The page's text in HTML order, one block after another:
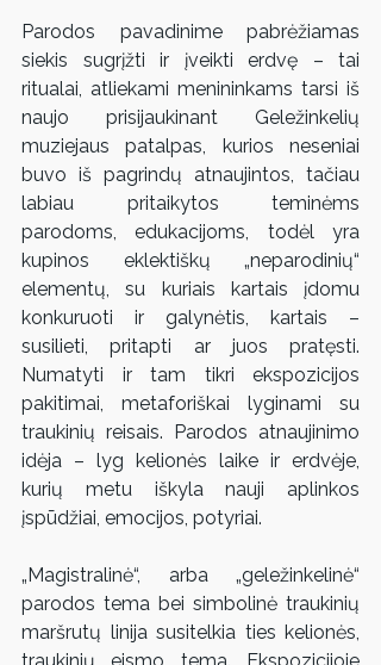
Parodos pavadinime pabrėžiamas
siekis sugrįžti ir įveikti erdvę – tai
ritualai, atliekami menininkams tarsi iš
naujo prisijaukinant Geležinkelių
muziejaus patalpas, kurios neseniai
buvo iš pagrindų atnaujintos, tačiau
labiau pritaikytos teminėms
parodoms, edukacijoms, todėl yra
kupinos eklektiškų „neparodinių“
elementų, su kuriais kartais įdomu
konkuruoti ir galynėtis, kartais –
susilieti, pritapti ar juos pratęsti.
Numatyti ir tam tikri ekspozicijos
pakitimai, metaforiškai lyginami su
traukinių reisais. Parodos atnaujinimo
idėja – lyg kelionės laike ir erdvėje,
kurių metu iškyla nauji aplinkos
įspūdžiai, emocijos, potyriai.
„Magistralinė“, arba „geležinkelinė“
parodos tema bei simbolinė traukinių
maršrutų linija susitelkia ties kelionės,